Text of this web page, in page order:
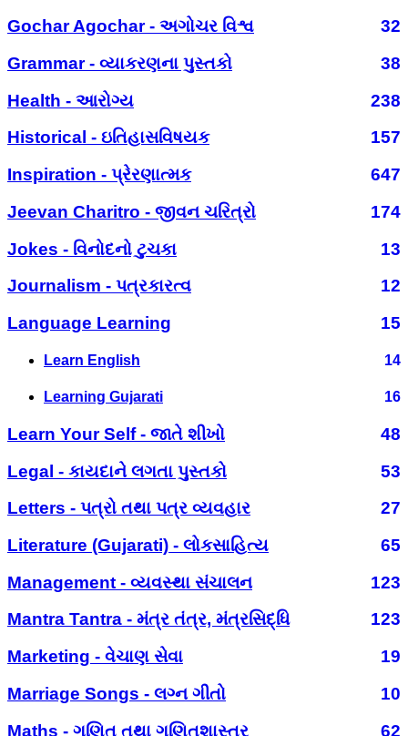
Gochar Agochar - અગોચર વિશ્વ
32
Grammar - વ્યાકરણના પુસ્તકો
38
Health - આરોગ્ય
238
Historical - ઇતિહાસવિષયક
157
Inspiration - પ્રેરણાત્મક
647
Jeevan Charitro - જીવન ચરિત્રો
174
Jokes - વિનોદનો ટુચકા
13
Journalism - પત્રકારત્વ
12
Language Learning
15
Learn English 14
Learning Gujarati 16
Learn Your Self - જાતે શીખો
48
Legal - કાયદાને લગતા પુસ્તકો
53
Letters - પત્રો તથા પત્ર વ્યવહાર
27
Literature (Gujarati) - લોકસાહિત્ય
65
Management - વ્યવસ્થા સંચાલન
123
Mantra Tantra - મંત્ર તંત્ર, મંત્રસિદ્ધિ
123
Marketing - વેચાણ સેવા
19
Marriage Songs - લગ્ન ગીતો
10
Maths - ગણિત તથા ગણિતશાસ્ત્ર
62